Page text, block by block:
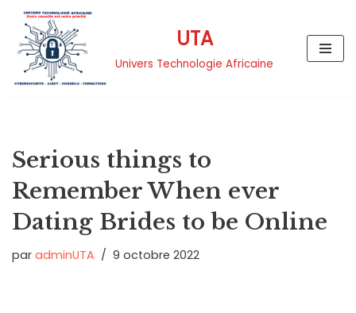
Aller
contenu
UTA
Univers Technologie Africaine
Serious things to
Remember When ever
Dating Brides to be Online
par adminUTA 9 octobre 2022